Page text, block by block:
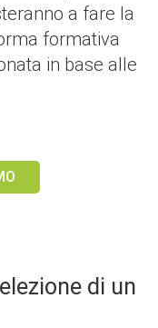
a fare la
formativa
in base alle
di un